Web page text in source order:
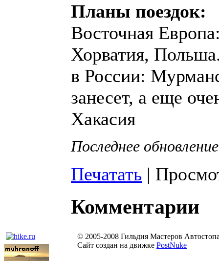
Планы поездок:
Восточная
Хорватия,
в России:
занесет, а еще
Хакасия
Последнее
Печатать |
Комментарии
© 2005-2008 Гильдия Мастеров
Сайт создан на движке PostNuke